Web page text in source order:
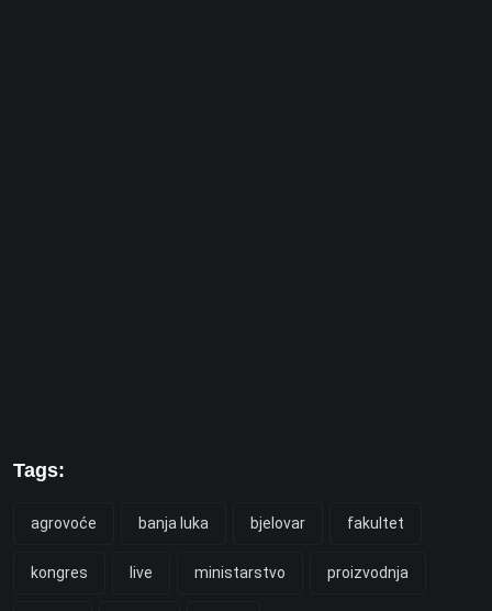
Tags:
agrovoće banja luka bjelovar fakultet
kongres live ministarstvo proizvodnja